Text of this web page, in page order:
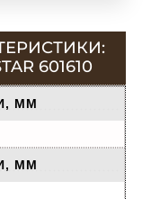
601610
ММ
ММ